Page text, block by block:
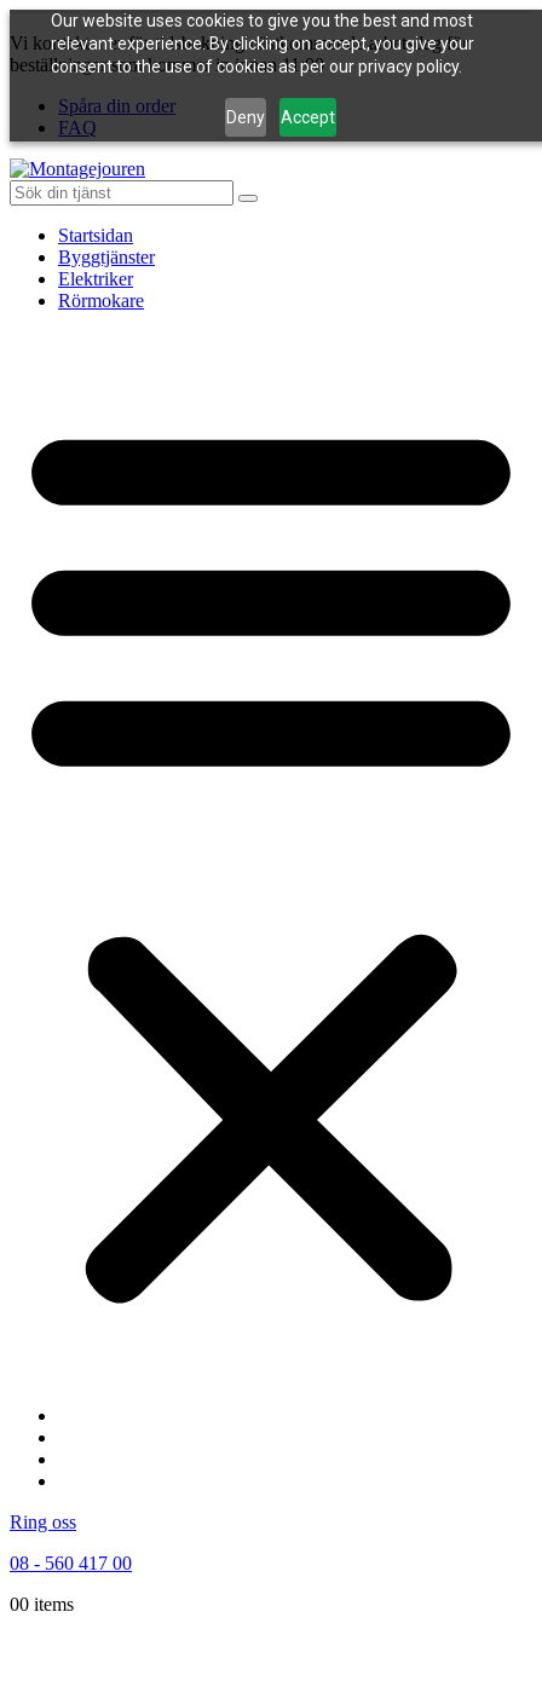
Our website uses cookies to give you the best and most
relevant experience. By clicking on accept, you give your
consent to the use of cookies as per our privacy policy.
Deny Accept
Vi kontaktar er för tidsbokning nästkommande arbetsdag för
beställningar som kommer in innan 11:00
Spåra din order
FAQ
Startsidan
Byggtjänster
Elektriker
Rörmokare
Ring oss
08 - 560 417 00
00 items